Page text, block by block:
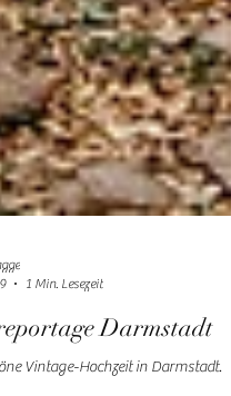
1 Min. Lesezeit
Darmstadt